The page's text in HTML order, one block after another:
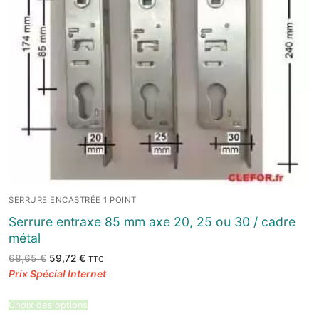
SERRURE ENCASTRÉE 1 POINT
Serrure entraxe 85 mm axe 20, 25 ou 30 / cadre
métal
68,65€ Le
prix
initial
59,72 €Le
actuel
TTC
Choix des options